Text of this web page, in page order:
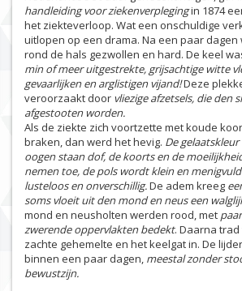
handleiding voor ziekenverplegingin 1874
het ziekteverloop. Wat een onschuldige
uitlopen op een drama. Na een paar
rond de hals gezwollen en hard. De keel
min of meer uitgestrekte, grijsachtige witte
gevaarlijken en arglistigen vijand!Deze
veroorzaakt door vliezige afzetsels, die den
afgestooten worden.
Als de ziekte zich voortzette met koude
braken, dan werd het hevig. De
oogen staan dof, de koorts en de
nemen toe, de pols wordt klein en
lusteloos en onverschillig.De adem kreeg
soms vloeit uit den mond en neus een
mond en neusholten werden rood, met
zwerende oppervlakten bedekt. Daarna
zachte gehemelte en het keelgat in. De
binnen een paar dagen, meestal zonder
bewustzijn.